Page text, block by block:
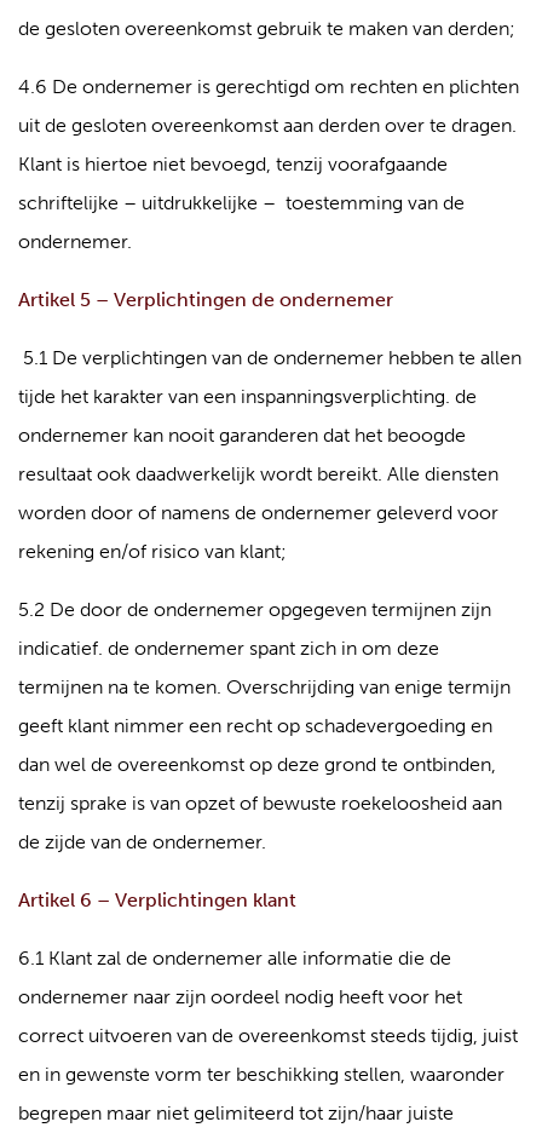
de gesloten overeenkomst gebruik te maken van derden;
4.6 De ondernemer is gerechtigd om rechten en plichten
uit de gesloten overeenkomst aan derden over te dragen.
Klant is hiertoe niet bevoegd, tenzij voorafgaande
schriftelijke – uitdrukkelijke – toestemming van de
ondernemer.
Artikel 5 – Verplichtingen de ondernemer
5.1 De verplichtingen van de ondernemer hebben te allen
tijde het karakter van een inspanningsverplichting. de
ondernemer kan nooit garanderen dat het beoogde
resultaat ook daadwerkelijk wordt bereikt. Alle diensten
worden door of namens de ondernemer geleverd voor
rekening en/of risico van klant;
5.2 De door de ondernemer opgegeven termijnen zijn
indicatief. de ondernemer spant zich in om deze
termijnen na te komen. Overschrijding van enige termijn
geeft klant nimmer een recht op schadevergoeding en
dan wel de overeenkomst op deze grond te ontbinden,
tenzij sprake is van opzet of bewuste roekeloosheid aan
de zijde van de ondernemer.
Artikel 6 – Verplichtingen klant
6.1 Klant zal de ondernemer alle informatie die de
ondernemer naar zijn oordeel nodig heeft voor het
correct uitvoeren van de overeenkomst steeds tijdig, juist
en in gewenste vorm ter beschikking stellen, waaronder
begrepen maar niet gelimiteerd tot zijn/haar juiste